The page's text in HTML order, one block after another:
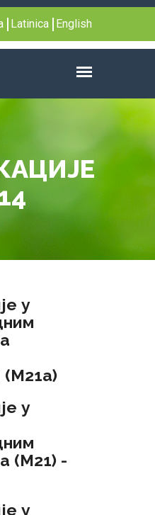
Latinica English
у
у
(M21) -
у